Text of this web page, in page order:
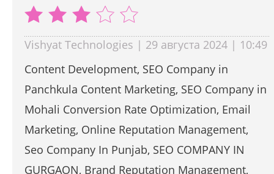
Vishyat Technologies | 29 августа 2024 | 10:49
Content Development, SEO Company in
Panchkula Content Marketing, SEO Company in
Mohali Conversion Rate Optimization, Email
Marketing, Online Reputation Management,
Seo Company In Punjab, SEO COMPANY IN
GURGAON, Brand Reputation Management,